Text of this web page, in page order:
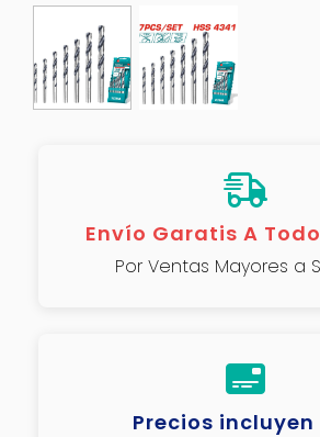
Envío Garatis A Todo
Por Ventas Mayores a
Precios incluyen